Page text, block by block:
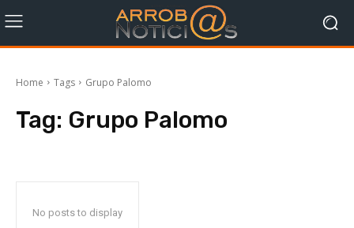
Home Tags Grupo Palomo
Tag: Grupo Palomo
No posts to display